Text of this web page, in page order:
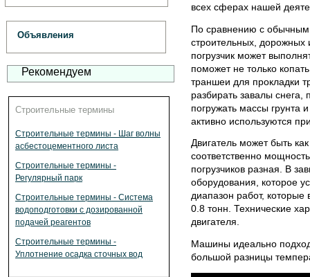
Объявления
Рекомендуем
Строительные термины
Строительные термины - Шаг волны
асбестоцементного листа
Строительные термины -
Регулярный парк
Строительные термины - Система
водоподготовки с дозированной
подачей реагентов
Строительные термины -
Уплотнение осадка сточных вод
всех сферах нашей
По сравнению с обычным
строительных, дорожных
погрузчик может
поможет не только
траншеи для прокладки
разбирать завалы
погружать массы грунта
активно используются
Двигатель может быть
соответственно
погрузчиков разная. В
оборудования, которое
диапазон работ,
0.8 тонн. Технические
двигателя.
Машины идеально
большой разницы